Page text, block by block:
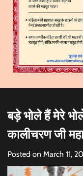
बड़े भोले हैं मेरे
कालीचरण जी
Posted on March 11,